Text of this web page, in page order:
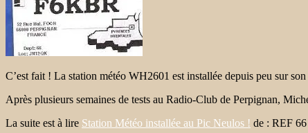
C’est fait ! La station météo WH2601 est installée depuis peu sur
Après plusieurs semaines de tests au Radio-Club de Perpignan,
La suite est à lire Station Météo installée au Pic Neulos ! de : REF 66